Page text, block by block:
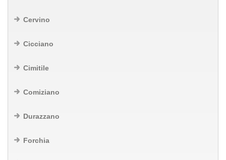
Cervino
Cicciano
Cimitile
Comiziano
Durazzano
Forchia